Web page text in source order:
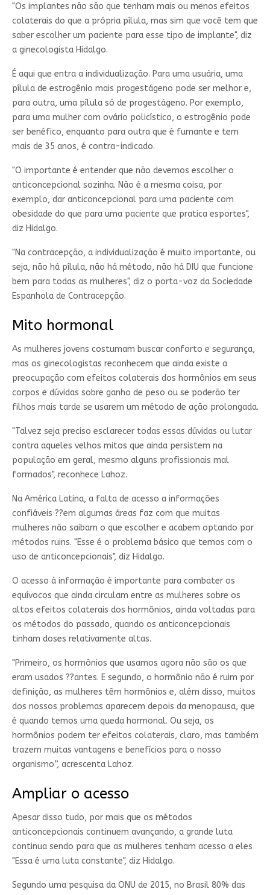
"Os implantes não são que tenham mais ou menos efeitos
colaterais do que a própria pílula, mas sim que você tem que
saber escolher um paciente para esse tipo de implante", diz
a ginecologista Hidalgo.
É aqui que entra a individualização. Para uma usuária, uma
pílula de estrogênio mais progestágeno pode ser melhor e,
para outra, uma pílula só de progestágeno. Por exemplo,
para uma mulher com ovário policístico, o estrogênio pode
ser benéfico, enquanto para outra que é fumante e tem
mais de 35 anos, é contra-indicado.
"O importante é entender que não devemos escolher o
anticoncepcional sozinha. Não é a mesma coisa, por
exemplo, dar anticoncepcional para uma paciente com
obesidade do que para uma paciente que pratica esportes",
diz Hidalgo.
"Na contracepção, a individualização é muito importante, ou
seja, não há pílula, não há método, não há DIU que funcione
bem para todas as mulheres", diz o porta-voz da Sociedade
Espanhola de Contracepção.
Mito hormonal
As mulheres jovens costumam buscar conforto e segurança,
mas os ginecologistas reconhecem que ainda existe a
preocupação com efeitos colaterais dos hormônios em seus
corpos e dúvidas sobre ganho de peso ou se poderão ter
filhos mais tarde se usarem um método de ação prolongada.
"Talvez seja preciso esclarecer todas essas dúvidas ou lutar
contra aqueles velhos mitos que ainda persistem na
população em geral, mesmo alguns profissionais mal
formados", reconhece Lahoz.
Na América Latina, a falta de acesso a informações
confiáveis ??em algumas áreas faz com que muitas
mulheres não saibam o que escolher e acabem optando por
métodos ruins. "Esse é o problema básico que temos com o
uso de anticoncepcionais", diz Hidalgo.
O acesso à informação é importante para combater os
equívocos que ainda circulam entre as mulheres sobre os
altos efeitos colaterais dos hormônios, ainda voltadas para
os métodos do passado, quando os anticoncepcionais
tinham doses relativamente altas.
"Primeiro, os hormônios que usamos agora não são os que
eram usados ??antes. E segundo, o hormônio não é ruim por
definição, as mulheres têm hormônios e, além disso, muitos
dos nossos problemas aparecem depois da menopausa, que
é quando temos uma queda hormonal. Ou seja, os
hormônios podem ter efeitos colaterais, claro, mas também
trazem muitas vantagens e benefícios para o nosso
organismo”, acrescenta Lahoz.
Ampliar o acesso
Apesar disso tudo, por mais que os métodos
anticoncepcionais continuem avançando, a grande luta
continua sendo para que as mulheres tenham acesso a eles
"Essa é uma luta constante", diz Hidalgo.
Segundo uma pesquisa da ONU de 2015, no Brasil 80% das